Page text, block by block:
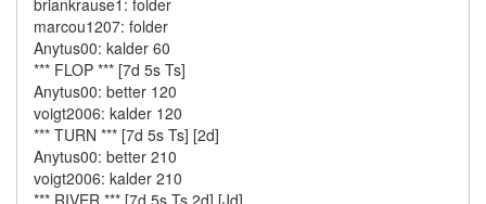
briankrause1: folder
marcou1207: folder
Anytus00: kalder 60
*** FLOP *** [7d 5s Ts]
Anytus00: better 120
voigt2006: kalder 120
*** TURN *** [7d 5s Ts] [2d]
Anytus00: better 210
voigt2006: kalder 210
*** RIVER *** [7d 5s Ts 2d] [Jd]